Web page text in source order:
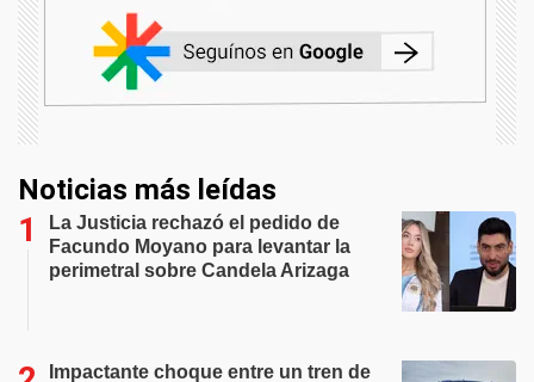
Noticias más leídas
La Justicia rechazó el pedido de
Facundo Moyano para levantar la
perimetral sobre Candela Arizaga
Impactante choque entre un tren de